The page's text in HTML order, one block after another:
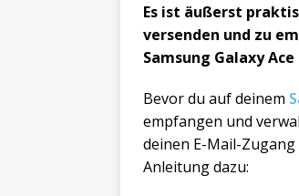
Es ist äußerst
versenden und zu
Samsung Galaxy
Bevor du auf deinem
empfangen und
deinen E-Mail-
Anleitung dazu: